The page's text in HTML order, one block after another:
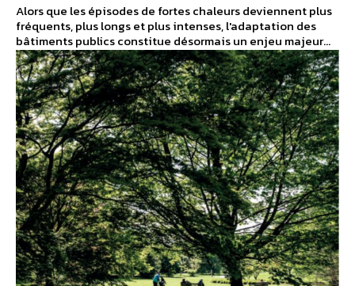
Alors que les épisodes de fortes chaleurs deviennent plus
fréquents, plus longs et plus intenses, l'adaptation des
bâtiments publics constitue désormais un enjeu majeur...